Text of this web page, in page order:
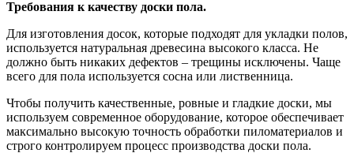
Требования к качеству доски пола.
Для изготовления досок, которые подходят для укладки полов,
используется натуральная древесина высокого класса. Не
должно быть никаких дефектов – трещины исключены. Чаще
всего для пола используется сосна или лиственница.
Чтобы получить качественные, ровные и гладкие доски, мы
используем современное оборудование, которое обеспечивает
максимально высокую точность обработки пиломатериалов и
строго контролируем процесс производства доски пола.